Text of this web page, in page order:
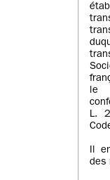
le
L.
Il
des